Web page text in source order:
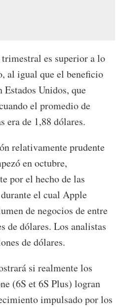
es superior a lo
al igual que el beneficio
Unidos, que
el promedio de
era de 1,88 dólares.
relativamente prudente
en octubre,
por el hecho de las
el cual Apple
de negocios de entre
de dólares. Los analistas
de dólares.
si realmente los
(6S et 6S Plus) logran
impulsado por los